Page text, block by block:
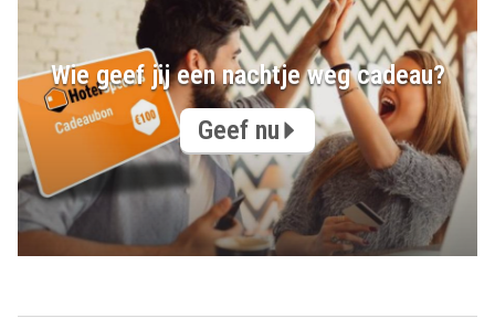
Wie geef jij een nachtje weg cadeau?
Geef nu